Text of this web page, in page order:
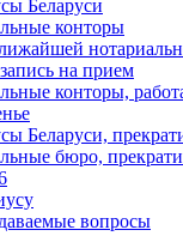
Беларуси
конторы
на прием
конторы,
Беларуси,
бюро,
вопросы